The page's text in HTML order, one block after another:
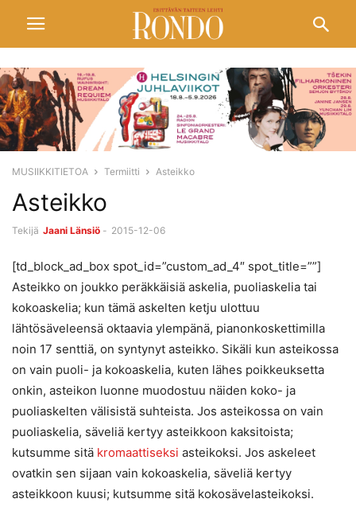
MUSIIKKITIETOA Termiitti Asteikko
Asteikko
Tekijä Jaani Länsiö - 2015-12-06
[td_block_ad_box spot_id=”custom_ad_4″ spot_title=””]
Asteikko on joukko peräkkäisiä askelia, puoliaskelia tai
kokoaskelia; kun tämä askelten ketju ulottuu
lähtösäveleensä oktaavia ylempänä, pianonkoskettimilla
noin 17 senttiä, on syntynyt asteikko. Sikäli kun asteikossa
on vain puoli- ja kokoaskelia, kuten lähes poikkeuksetta
onkin, asteikon luonne muodostuu näiden koko- ja
puoliaskelten välisistä suhteista. Jos asteikossa on vain
puoliaskelia, säveliä kertyy asteikkoon kaksitoista;
kutsumme sitä kromaattiseksi asteikoksi. Jos askeleet
ovatkin sen sijaan vain kokoaskelia, säveliä kertyy
asteikkoon kuusi; kutsumme sitä kokosävelasteikoksi.